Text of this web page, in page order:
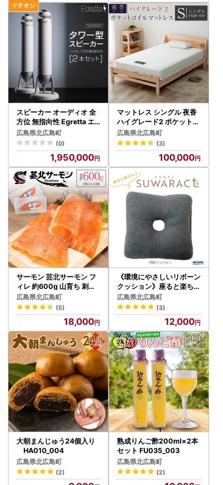
スピーカー オーディオ 全
方位 無指向性 Egretta エ
グレッタ TS1000F ハイレ
ゾ タワー型 オオアサ電子
アンプ非搭載 2本1組_OE0
広島県北広島町
(0)
1,950,000
マットレス シングル 夜香
ハイグレード2 ポケットコ
イル 源ベッド 国産マット
レス 選べる3種の寝心地
圧縮梱包 両面仕様_CH041
広島県北広島町
(3)
100,000
サーモン 芸北サーモン フ
ィレ 約600g 山育ち 刺身
生食 国産 皮つき 骨取り_O
G065_002
広島県北広島町
(5)
18,000
《環境にやさしいリボーン
クッション》座ると楽ちん
SUWARACT(スワラクト)
円座クッション グレー N
I040_025
広島県北広島町
(3)
12,000
大朝まんじゅう24個入り
HA010_004
広島県北広島町
(2)
熟成りんご酢200ml×2本
セット FU035_003
広島県北広島町
(2)